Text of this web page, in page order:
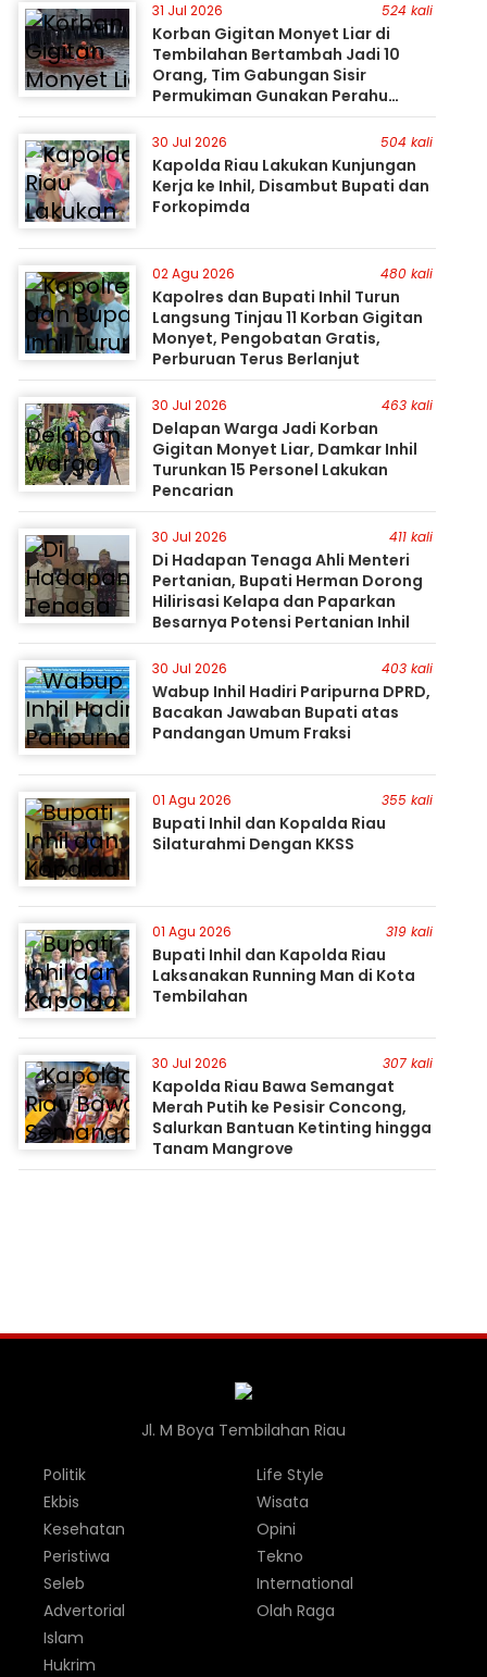
31 Jul 2026 524 kali
Korban Gigitan Monyet Liar di
Tembilahan Bertambah Jadi 10
Orang, Tim Gabungan Sisir
Permukiman Gunakan Perahu
Karet
30 Jul 2026 504 kali
Kapolda Riau Lakukan Kunjungan
Kerja ke Inhil, Disambut Bupati dan
Forkopimda
02 Agu 2026 480 kali
Kapolres dan Bupati Inhil Turun
Langsung Tinjau 11 Korban Gigitan
Monyet, Pengobatan Gratis,
Perburuan Terus Berlanjut
30 Jul 2026 463 kali
Delapan Warga Jadi Korban
Gigitan Monyet Liar, Damkar Inhil
Turunkan 15 Personel Lakukan
Pencarian
30 Jul 2026 411 kali
Di Hadapan Tenaga Ahli Menteri
Pertanian, Bupati Herman Dorong
Hilirisasi Kelapa dan Paparkan
Besarnya Potensi Pertanian Inhil
30 Jul 2026 403 kali
Wabup Inhil Hadiri Paripurna DPRD,
Bacakan Jawaban Bupati atas
Pandangan Umum Fraksi
01 Agu 2026 355 kali
Bupati Inhil dan Kopalda Riau
Silaturahmi Dengan KKSS
01 Agu 2026 319 kali
Bupati Inhil dan Kapolda Riau
Laksanakan Running Man di Kota
Tembilahan
30 Jul 2026 307 kali
Kapolda Riau Bawa Semangat
Merah Putih ke Pesisir Concong,
Salurkan Bantuan Ketinting hingga
Tanam Mangrove
Jl. M Boya Tembilahan Riau
Politik
Ekbis
Kesehatan
Peristiwa
Seleb
Advertorial
Life Style
Wisata
Opini
Tekno
International
Olah Raga
Islam
Hukrim